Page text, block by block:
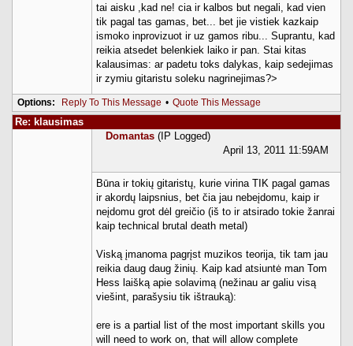
tai aisku ,kad ne! cia ir kalbos but negali, kad vien
tik pagal tas gamas, bet... bet jie vistiek kazkaip
ismoko inprovizuot ir uz gamos ribu... Suprantu, kad
reikia atsedet belenkiek laiko ir pan. Stai kitas
kalausimas: ar padetu toks dalykas, kaip sedejimas
ir zymiu gitaristu soleku nagrinejimas?>
Options: Reply To This Message • Quote This Message
Re: klausimas
Domantas (IP Logged)
April 13, 2011 11:59AM
Būna ir tokių gitaristų, kurie virina TIK pagal gamas
ir akordų laipsnius, bet čia jau nebeįdomu, kaip ir
neįdomu grot dėl greičio (iš to ir atsirado tokie žanrai
kaip technical brutal death metal)
Viską įmanoma pagrįst muzikos teorija, tik tam jau
reikia daug daug žinių. Kaip kad atsiuntė man Tom
Hess laišką apie solavimą (nežinau ar galiu visą
viešint, parašysiu tik ištrauką):
ere is a partial list of the most important skills you
will need to work on, that will allow complete